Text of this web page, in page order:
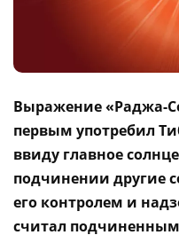
Выражение «Раджа-
первым употребил
ввиду главное
подчинении другие
его контролем и
считал подчиненным